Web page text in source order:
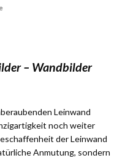
– Wandbilder
Leinwand
noch weiter
der Leinwand
Anmutung, sondern